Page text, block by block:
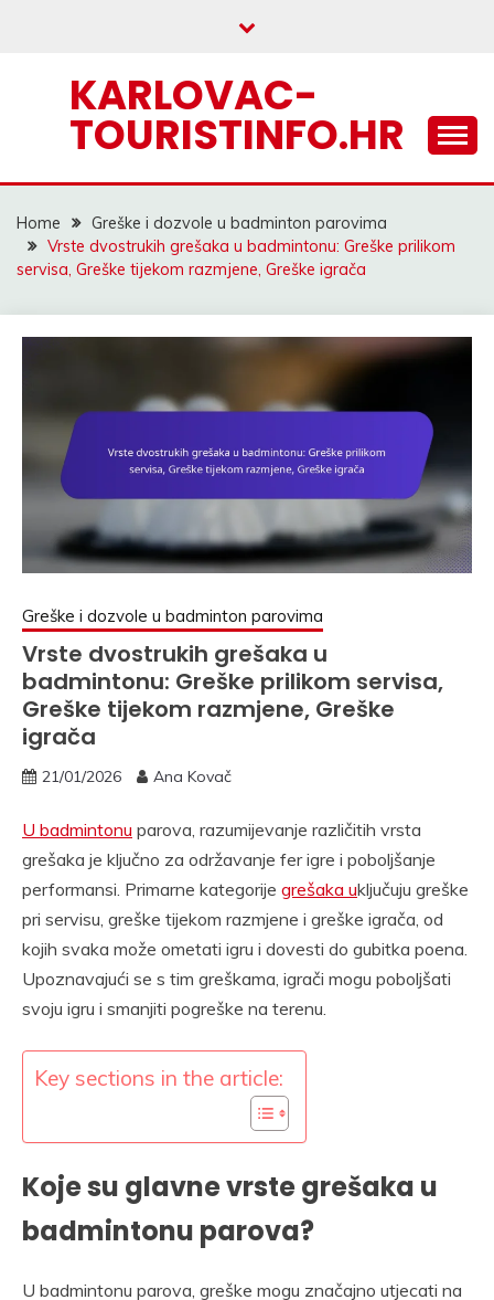
KARLOVAC-
TOURISTINFO.HR
Home
Greške i dozvole u badminton parovima
Vrste dvostrukih grešaka u badmintonu: Greške prilikom
servisa, Greške tijekom razmjene, Greške igrača
Greške i dozvole u badminton parovima
Vrste dvostrukih grešaka u
badmintonu: Greške prilikom servisa,
Greške tijekom razmjene, Greške
igrača
21/01/2026 Ana Kovač
U badmintonu parova, razumijevanje različitih vrsta
grešaka je ključno za održavanje fer igre i poboljšanje
performansi. Primarne kategorije grešaka uključuju greške
pri servisu, greške tijekom razmjene i greške igrača, od
kojih svaka može ometati igru i dovesti do gubitka poena.
Upoznavajući se s tim greškama, igrači mogu poboljšati
svoju igru i smanjiti pogreške na terenu.
Key sections in the article:
Koje su glavne vrste grešaka u
badmintonu parova?
U badmintonu parova, greške mogu značajno utjecati na